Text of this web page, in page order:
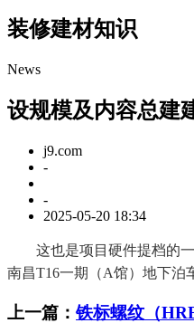
装修建材知识
News
设规模及内容总建
j9.com
-
-
2025-05-20 18:34
这也是项目硬件提档的一
南昌T16一期（A馆）地下泊
上一篇：铁标螺纹（